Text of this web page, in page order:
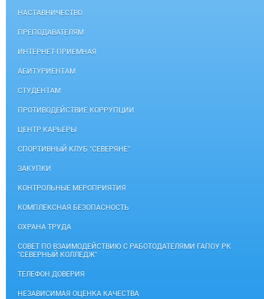
НАСТАВНИЧЕСТВО
ПРЕПОДАВАТЕЛЯМ
ИНТЕРНЕТ-ПРИЕМНАЯ
АБИТУРИЕНТАМ
СТУДЕНТАМ
ПРОТИВОДЕЙСТВИЕ КОРРУПЦИИ
ЦЕНТР КАРЬЕРЫ
СПОРТИВНЫЙ КЛУБ "СЕВЕРЯНЕ"
ЗАКУПКИ
КОНТРОЛЬНЫЕ МЕРОПРИЯТИЯ
КОМПЛЕКСНАЯ БЕЗОПАСНОСТЬ
ОХРАНА ТРУДА
СОВЕТ ПО ВЗАИМОДЕЙСТВИЮ С РАБОТОДАТЕЛЯМИ ГАПОУ РК
"СЕВЕРНЫЙ КОЛЛЕДЖ"
ТЕЛЕФОН ДОВЕРИЯ
НЕЗАВИСИМАЯ ОЦЕНКА КАЧЕСТВА